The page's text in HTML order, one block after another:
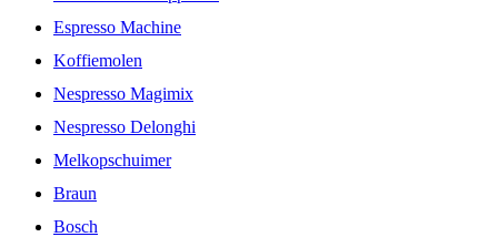
Espresso Machine
Koffiemolen
Nespresso Magimix
Nespresso Delonghi
Melkopschuimer
Braun
Bosch